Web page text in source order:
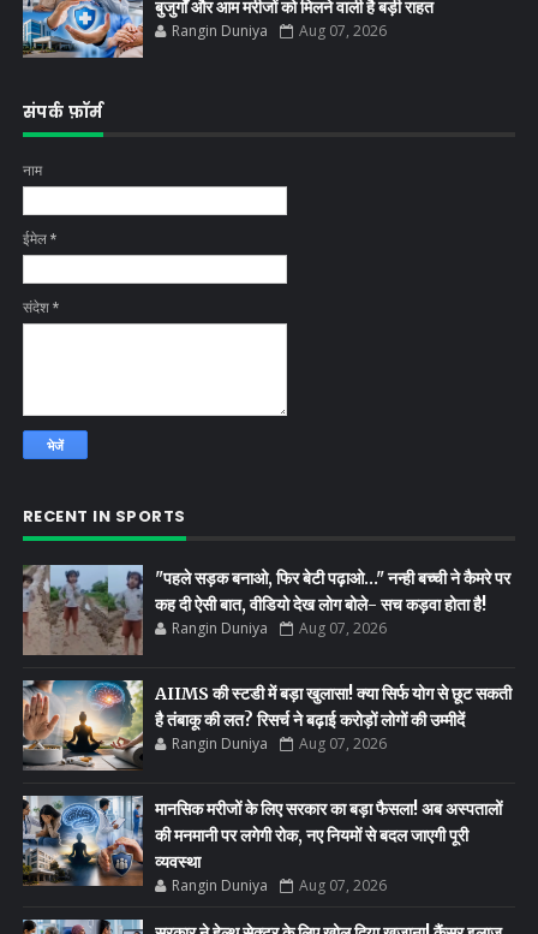
बुजुर्गों और आम मरीजों को मिलने वाली है बड़ी राहत
Rangin Duniya Aug 07, 2026
संपर्क फ़ॉर्म
नाम
ईमेल *
संदेश *
RECENT IN SPORTS
"पहले सड़क बनाओ, फिर बेटी पढ़ाओ..." नन्ही बच्ची ने कैमरे पर
कह दी ऐसी बात, वीडियो देख लोग बोले- सच कड़वा होता है!
Rangin Duniya Aug 07, 2026
AIIMS की स्टडी में बड़ा खुलासा! क्या सिर्फ योग से छूट सकती
है तंबाकू की लत? रिसर्च ने बढ़ाई करोड़ों लोगों की उम्मीदें
Rangin Duniya Aug 07, 2026
मानसिक मरीजों के लिए सरकार का बड़ा फैसला! अब अस्पतालों
की मनमानी पर लगेगी रोक, नए नियमों से बदल जाएगी पूरी
व्यवस्था
Rangin Duniya Aug 07, 2026